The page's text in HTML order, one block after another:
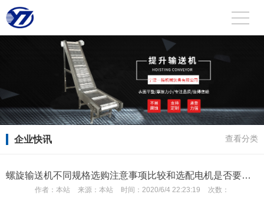
企业快讯 查看分类
螺旋输送机不同规格选购注意事项比较和选配电机是否要正确进行
作者： 本站 来源： 本站 时间： 2020/6/4 22:23:19 次数：